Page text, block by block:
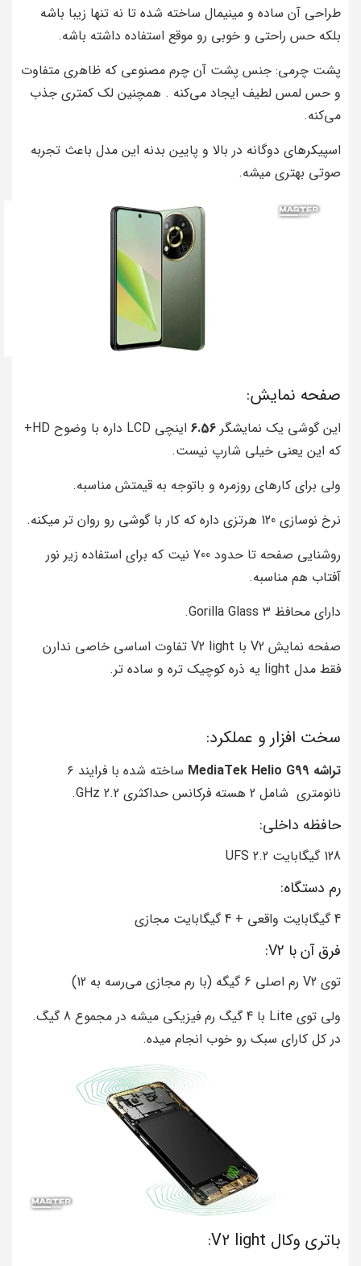
طراحی آن ساده و مینیمال ساخته شده تا نه تنها زیبا باشه
بلکه حس راحتی و خوبی رو موقع استفاده داشته باشه.
پشت چرمی: جنس پشت آن چرم مصنوعی که ظاهری متفاوت
و حس لمس لطیف ایجاد می‌کنه . همچنین لک کمتری جذب
می‌کنه.
اسپیکرهای دوگانه در بالا و پایین بدنه این مدل باعث تجربه
صوتی بهتری میشه.
صفحه نمایش:
این گوشی یک نمایشگر 6.56
اینچی LCD داره با وضوح HD+
که این یعنی خیلی شارپ نیست.
ولی برای کارهای روزمره و باتوجه به قیمتش مناسبه.
نرخ نوسازی 120 هرتزی داره که کار با گوشی رو روان تر میکنه.
روشنایی صفحه تا حدود 700 نیت که برای استفاده زیر نور
آفتاب هم مناسبه.
دارای محافظ Gorilla Glass 3.
صفحه نمایش V2 با V2 light تفاوت اساسی خاصی ندارن
فقط مدل light یه ذره کوچیک تره و ساده تر.
سخت افزار و عملکرد:
تراشه MediaTek Helio G99
ساخته شده با فرایند ۶
نانومتری شامل 2 هسته فرکانس حداکثری 2.2 GHz.
حافظه داخلی:
128 گیگابایت UFS 2.2
رم دستگاه:
4 گیگابایت واقعی + 4 گیگابایت مجازی
فرق آن با V2:
توی V2 رم اصلی 6 گیگه (با رم مجازی می‌رسه به 12)
ولی توی Lite با 4 گیگ رم فیزیکی میشه در مجموع 8 گیگ.
در کل کارای سبک رو خوب انجام میده.
باتری وکال V2 light: